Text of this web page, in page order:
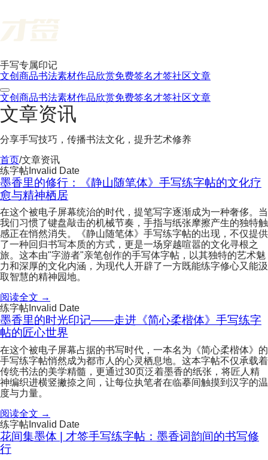
手写专属印记
文创商品书法素材作品欣赏免费签名才签社区文章
文创商品书法素材作品欣赏免费签名才签社区文章
文章资讯
分享手写技巧，传播书法文化，提升艺术修养
首页/文章资讯
练字帖 Invalid Date
墨香里的修行：《静山随笔体》手写练字帖的文化疗
愈与精神栖居
在这个被电子屏幕统治的时代，提笔写字逐渐成为一种奢侈。当
我们习惯了键盘敲击的机械节奏，手指与纸张摩擦产生的独特触
感正在悄然消失。《静山随笔体》手写练字帖的出现，不仅提供
了一种回归书写本质的方式，更是一场穿越喧嚣的文化寻根之
旅。这本由"字游者"亲笔创作的手写体字帖，以其独特的艺术魅
力和深厚的文化内涵，为现代人开辟了一方既能练字修心又能汲
取智慧的精神园地。
阅读全文 →
练字帖 Invalid Date
墨香里的时光印记——走进《简心柔楷体》手写练字
帖的匠心世界
在这个被电子屏幕占据的书写时代，一本名为《简心柔楷体》的
手写练字帖悄然成为都市人的心灵栖息地。这本字帖不仅承载着
传统书法的美学精髓，更通过30页泛着墨香的纸张，将匠人精
神编织进横竖撇捺之间，让每位执笔者在临摹间触摸到汉字的温
度与力量。
阅读全文 →
练字帖 Invalid Date
花间集墨体 | 才签手写练字帖：墨香词韵间的书写修
行